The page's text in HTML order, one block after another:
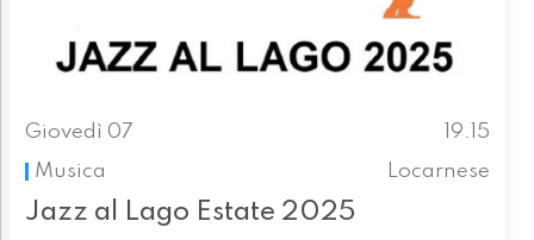
Giovedì 07
19.15
Musica
Locarnese
Jazz al Lago Estate 2025